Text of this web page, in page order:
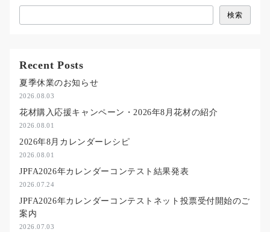
検索
Recent Posts
夏季休業のお知らせ
2026.08.03
花材購入応援キャンペーン・2026年8月花材の紹介
2026.08.01
2026年8月カレンダーレシピ
2026.08.01
JPFA2026年カレンダーコンテスト結果発表
2026.07.24
JPFA2026年カレンダーコンテストネット投票受付開始のご
案内
2026.07.03